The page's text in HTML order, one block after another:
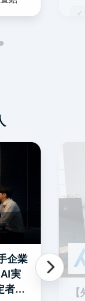
企業
実
者多